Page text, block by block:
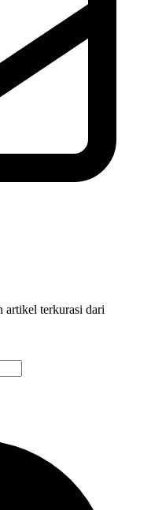
artikel terkurasi dari